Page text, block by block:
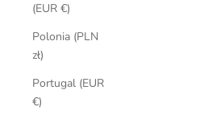
(EUR €)
Polonia (PLN
zł)
Portugal (EUR
€)